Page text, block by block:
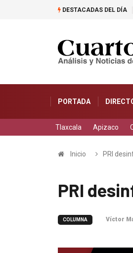
DESTACADAS DEL DÍA
PORTADA
Tlaxcala Apizaco
Inicio PRI
PRI
COLUMNA Víctor